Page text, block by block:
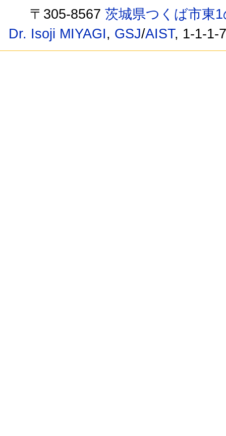
〒305-8567茨城県つくば市東
Dr. Isoji MIYAGI, GSJ/AIST, 1-1-1-